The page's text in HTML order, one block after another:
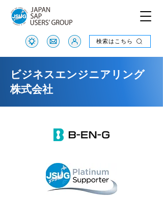
検索はこちら
検索はこちら
ビジネスエンジニアリング
株式会社